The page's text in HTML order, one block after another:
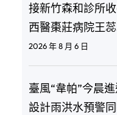
接新竹森和診所
西醫棗莊病院王
2026 年 8 月 6 日
臺風“韋帕”今晨
設計雨洪水預警